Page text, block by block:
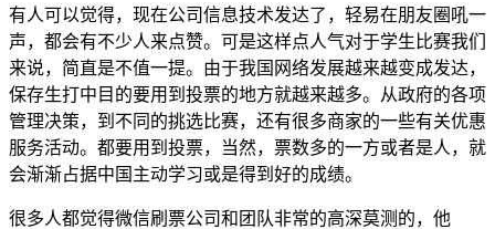
有人可以觉得，现在公司信息技术发达了，轻易在朋友圈吼一
声，都会有不少人来点赞。可是这样点人气对于学生比赛我们
来说，简直是不值一提。由于我国网络发展越来越变成发达，
保存生打中目的要用到投票的地方就越来越多。从政府的各项
管理决策，到不同的挑选比赛，还有很多商家的一些有关优惠
服务活动。都要用到投票，当然，票数多的一方或者是人，就
会渐渐占据中国主动学习或是得到好的成绩。
很多人都觉得微信刷票公司和团队非常的高深莫测的，他